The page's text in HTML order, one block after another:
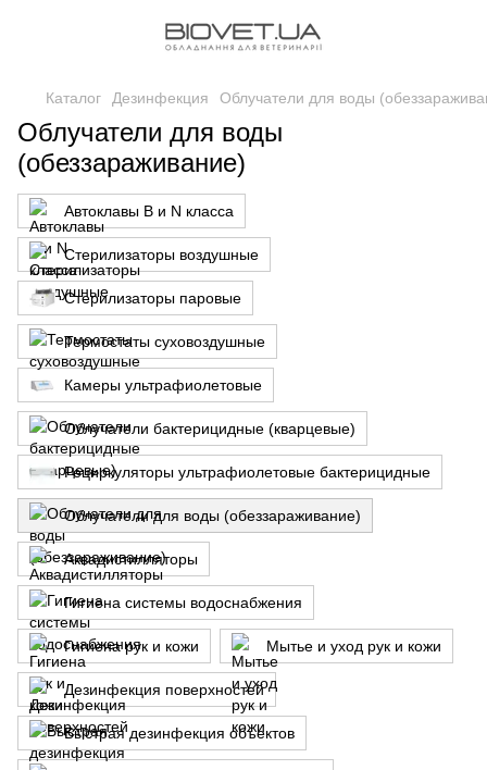
Каталог Дезинфекция Облучатели для воды
Облучатели для воды
(обеззараживание)
Автоклавы B и N класса
Стерилизаторы воздушные
Стерилизаторы паровые
Термостаты суховоздушные
Камеры ультрафиолетовые
Облучатели бактерицидные (кварцевые)
Рециркуляторы ультрафиолетовые бактерицидные
Облучатели для воды (обеззараживание)
Аквадистилляторы
Гигиена системы водоснабжения
Гигиена рук и кожи Мытье и уход рук и кожи
Дезинфекция поверхностей
Быстрая дезинфекция объектов